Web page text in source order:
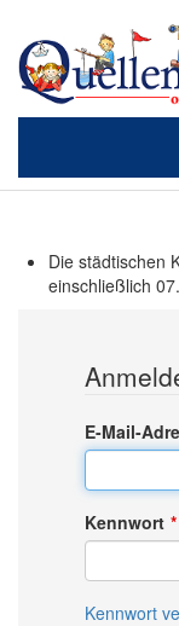
Die städtischen
einschließlich
E-Mail-
Kennwort
Kennwort